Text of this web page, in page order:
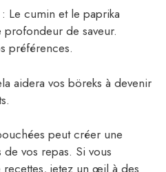
: Le cumin et le paprika
de saveur.
préférences.
aidera vos böreks à devenir
peut créer une
vos repas. Si vous